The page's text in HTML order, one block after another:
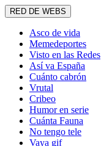
RED DE WEBS
Asco de vida
Memedeportes
Visto en las Redes
Así va España
Cuánto cabrón
Vrutal
Cribeo
Humor en serie
Cuánta Fauna
No tengo tele
Vaya gif